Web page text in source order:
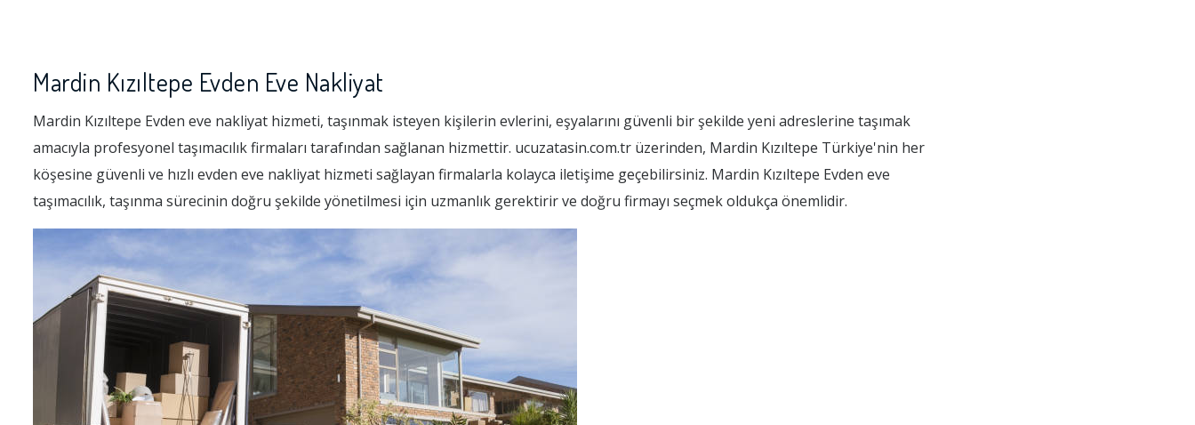
Mardin Kızıltepe Evden Eve Nakliyat
Mardin Kızıltepe Evden eve nakliyat hizmeti, taşınmak isteyen kişilerin evlerini, eşyalarını güvenli bir şekilde yeni adreslerine taşımak
amacıyla profesyonel taşımacılık firmaları tarafından sağlanan hizmettir. ucuzatasin.com.tr üzerinden, Mardin Kızıltepe Türkiye'nin her
köşesine güvenli ve hızlı evden eve nakliyat hizmeti sağlayan firmalarla kolayca iletişime geçebilirsiniz. Mardin Kızıltepe Evden eve
taşımacılık, taşınma sürecinin doğru şekilde yönetilmesi için uzmanlık gerektirir ve doğru firmayı seçmek oldukça önemlidir.